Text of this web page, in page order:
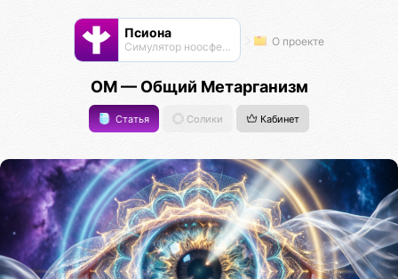
Псиона
Cимулятор ноосферы О проекте
ОМ — Общий Метарганизм
Статья Солики Кабинет